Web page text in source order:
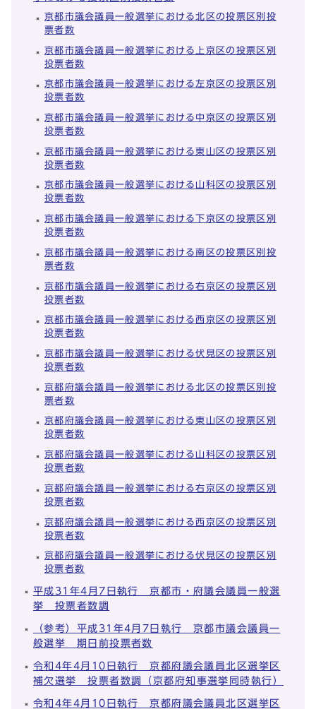
京都市議会議員一般選挙における北区の投票区別投
票者数
京都市議会議員一般選挙における上京区の投票区別
投票者数
京都市議会議員一般選挙における左京区の投票区別
投票者数
京都市議会議員一般選挙における中京区の投票区別
投票者数
京都市議会議員一般選挙における東山区の投票区別
投票者数
京都市議会議員一般選挙における山科区の投票区別
投票者数
京都市議会議員一般選挙における下京区の投票区別
投票者数
京都市議会議員一般選挙における南区の投票区別投
票者数
京都市議会議員一般選挙における右京区の投票区別
投票者数
京都市議会議員一般選挙における西京区の投票区別
投票者数
京都市議会議員一般選挙における伏見区の投票区別
投票者数
京都府議会議員一般選挙における北区の投票区別投
票者数
京都府議会議員一般選挙における東山区の投票区別
投票者数
京都府議会議員一般選挙における山科区の投票区別
投票者数
京都府議会議員一般選挙における右京区の投票区別
投票者数
京都府議会議員一般選挙における西京区の投票区別
投票者数
京都府議会議員一般選挙における伏見区の投票区別
投票者数
平成31年4月7日執行 京都市・府議会議員一般選
挙 投票者数調
（参考）平成31年4月7日執行 京都市議会議員一
般選挙 期日前投票者数
令和4年4月10日執行 京都府議会議員北区選挙区
補欠選挙 投票者数調（京都府知事選挙同時執行）
令和4年4月10日執行 京都府議会議員北区選挙区